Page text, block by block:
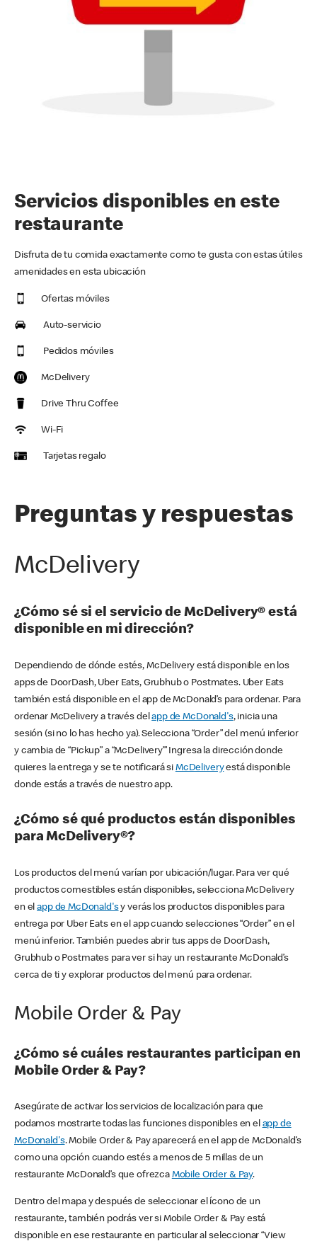
Servicios disponibles en este
restaurante
Disfruta de tu comida exactamente como te gusta con estas útiles
amenidades en esta ubicación
Ofertas móviles
Auto-servicio
Pedidos móviles
McDelivery
Drive Thru Coffee
Wi-Fi
Tarjetas regalo
Preguntas y respuestas
McDelivery
¿Cómo sé si el servicio de McDelivery® está
disponible en mi dirección?
Dependiendo de dónde estés, McDelivery está disponible en los
apps de DoorDash, Uber Eats, Grubhub o Postmates. Uber Eats
también está disponible en el app de McDonald’s para ordenar. Para
ordenar McDelivery a través delapp de McDonald's, inicia una
sesión (si no lo has hecho ya). Selecciona “Order” del menú inferior
y cambia de “Pickup” a “McDelivery’” Ingresa la dirección donde
quieres la entrega y se te notificará si McDeliveryestá disponible
donde estás a través de nuestro app.
¿Cómo sé qué productos están disponibles
para McDelivery®?
Los productos del menú varían por ubicación/lugar. Para ver qué
productos comestibles están disponibles, selecciona McDelivery
en elapp de McDonald'sy verás los productos disponibles para
entrega por Uber Eats en el app cuando selecciones “Order” en el
menú inferior. También puedes abrir tus apps de DoorDash,
Grubhub o Postmates para ver si hay un restaurante McDonald’s
cerca de ti y explorar productos del menú para ordenar.
Mobile Order & Pay
¿Cómo sé cuáles restaurantes participan en
Mobile Order & Pay?
Asegúrate de activar los servicios de localización para que
podamos mostrarte todas las funciones disponibles en el app de
McDonald's. Mobile Order & Pay aparecerá en el app de McDonald’s
como una opción cuando estés a menos de 5 millas de un
restaurante McDonald’s que ofrezca Mobile Order & Pay.
Dentro del mapa y después de seleccionar el ícono de un
restaurante, también podrás ver si Mobile Order & Pay está
disponible en ese restaurante en particular al seleccionar “View